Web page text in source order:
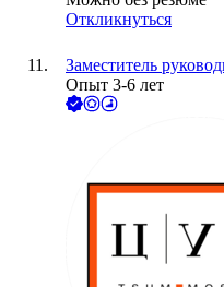
Откликнуться
Заместитель
Опыт 3-6 лет